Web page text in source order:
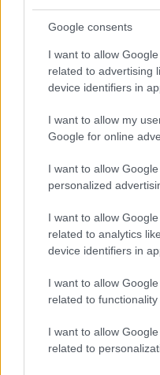
Google consents
I want to allow
related to advertising
device identifiers in
I want to allow my
Google for online
I want to allow
personalized
I want to allow
related to analytics
device identifiers in
I want to allow
related to
I want to allow
related to
Metodo nerd per
Andrea Conforti · 31 Lug 2026
RECENSIONI TECH
Renpho Eyeris Zen
Andrea Conforti · 29 Lug 2026